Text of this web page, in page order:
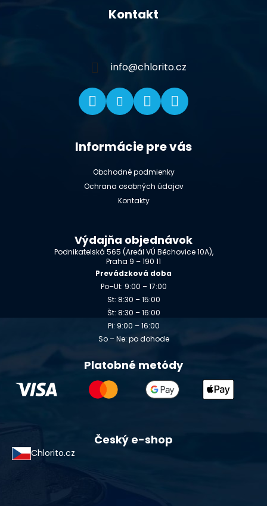
Kontakt
info@chlorito.cz
Informácie pre vás
Obchodné podmienky
Ochrana osobných údajov
Kontakty
Výdajňa objednávok
Podnikatelská 565 (Areál VÚ Běchovice 10A),
Praha 9 – 190 11
Prevádzková doba
Po–Ut: 9:00 – 17:00
St: 8:30 – 15:00
Št: 8:30 – 16:00
Pi: 9:00 – 16:00
So – Ne: po dohode
Platobné metódy
Český e-shop
Chlorito.cz